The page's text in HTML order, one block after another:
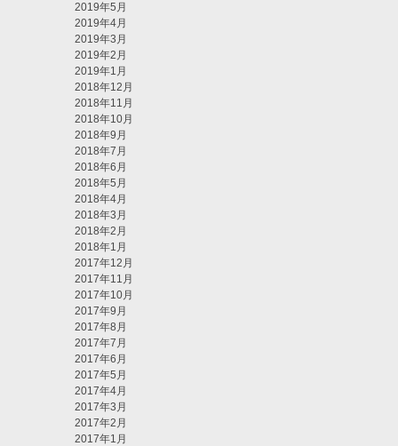
2019年5月
2019年4月
2019年3月
2019年2月
2019年1月
2018年12月
2018年11月
2018年10月
2018年9月
2018年7月
2018年6月
2018年5月
2018年4月
2018年3月
2018年2月
2018年1月
2017年12月
2017年11月
2017年10月
2017年9月
2017年8月
2017年7月
2017年6月
2017年5月
2017年4月
2017年3月
2017年2月
2017年1月